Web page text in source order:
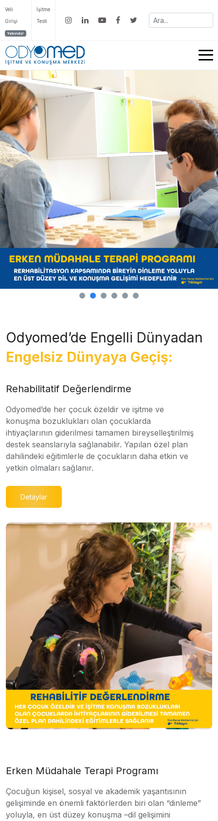
Veli
Girişi
Yakında!
İşitme
Testi
Odyomed’de Engelli Dünyadan
Engelsiz Dünyaya Geçiş:
Rehabilitatif Değerlendirme
Odyomed’de her çocuk özeldir ve işitme ve
konuşma bozuklukları olan çocuklarda
ihtiyaçlarının giderilmesi tamamen bireyselleştirilmiş
destek seanslarıyla sağlanabilir. Yapılan özel plan
dahilindeki eğitimlerle de çocukların daha etkin ve
yetkin olmaları sağlanır.
Detaylar
Erken Müdahale Terapi Programı
Çocuğun kişisel, sosyal ve akademik yaşantısının
gelişiminde en önemli faktörlerden biri olan “dinleme”
yoluyla, en üst düzey konuşma –dil gelişimini